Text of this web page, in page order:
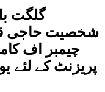
گلگت
شخصیت حاجی
چیمبر اف
پریزنٹ کے لئے